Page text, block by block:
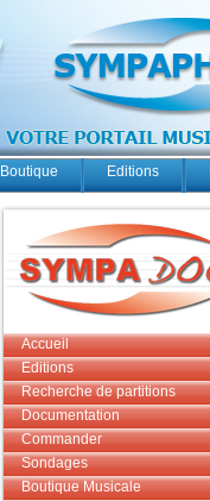
Boutique Editions
Accueil
Editions
Recherche de partitions
Documentation
Commander
Sondages
Boutique Musicale